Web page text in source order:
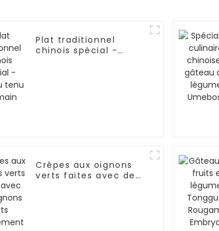
Plat traditionnel
chinois spécial -
Crêpes aux oignons
verts faites avec des